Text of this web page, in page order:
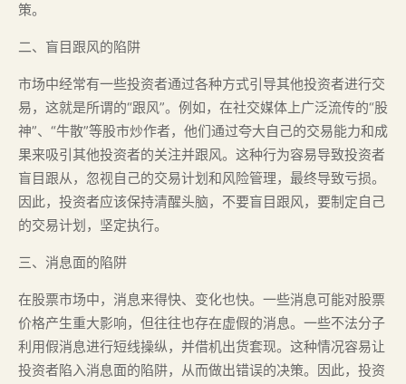
策。
二、盲目跟风的陷阱
市场中经常有一些投资者通过各种方式引导其他投资者进行交
易，这就是所谓的“跟风”。例如，在社交媒体上广泛流传的“股
神”、“牛散”等股市炒作者，他们通过夸大自己的交易能力和成
果来吸引其他投资者的关注并跟风。这种行为容易导致投资者
盲目跟从，忽视自己的交易计划和风险管理，最终导致亏损。
因此，投资者应该保持清醒头脑，不要盲目跟风，要制定自己
的交易计划，坚定执行。
三、消息面的陷阱
在股票市场中，消息来得快、变化也快。一些消息可能对股票
价格产生重大影响，但往往也存在虚假的消息。一些不法分子
利用假消息进行短线操纵，并借机出货套现。这种情况容易让
投资者陷入消息面的陷阱，从而做出错误的决策。因此，投资